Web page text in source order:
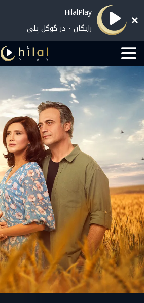
HilalPlay
رایگان - در گوگل پلی